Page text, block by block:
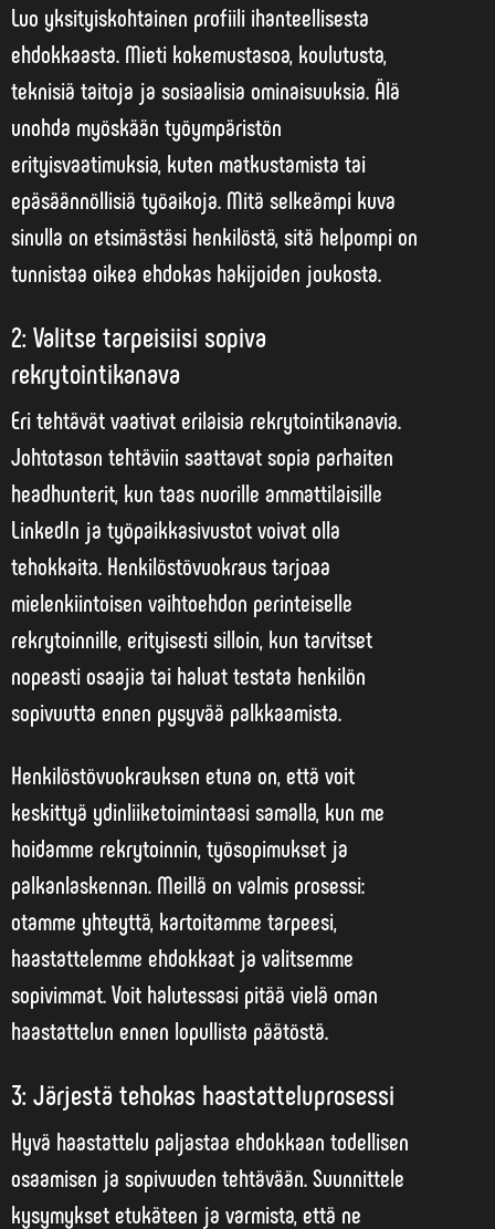
Luo yksityiskohtainen profiili ihanteellisesta
ehdokkaasta. Mieti kokemustasoa, koulutusta,
teknisiä taitoja ja sosiaalisia ominaisuuksia. Älä
unohda myöskään työympäristön
erityisvaatimuksia, kuten matkustamista tai
epäsäännöllisiä työaikoja. Mitä selkeämpi kuva
sinulla on etsimästäsi henkilöstä, sitä helpompi on
tunnistaa oikea ehdokas hakijoiden joukosta.
2: Valitse tarpeisiisi sopiva
rekrytointikanava
Eri tehtävät vaativat erilaisia rekrytointikanavia.
Johtotason tehtäviin saattavat sopia parhaiten
headhunterit, kun taas nuorille ammattilaisille
LinkedIn ja työpaikkasivustot voivat olla
tehokkaita. Henkilöstövuokraustarjoaa
mielenkiintoisen vaihtoehdon perinteiselle
rekrytoinnille, erityisesti silloin, kun tarvitset
nopeasti osaajia tai haluat testata henkilön
sopivuutta ennen pysyvää palkkaamista.
Henkilöstövuokrauksen etuna on, että voit
keskittyä ydinliiketoimintaasi samalla, kun me
hoidamme rekrytoinnin, työsopimukset ja
palkanlaskennan. Meillä on valmis prosessi:
otamme yhteyttä, kartoitamme tarpeesi,
haastattelemme ehdokkaat ja valitsemme
sopivimmat. Voit halutessasi pitää vielä oman
haastattelun ennen lopullista päätöstä.
3: Järjestä tehokas haastatteluprosessi
Hyvä haastattelu paljastaa ehdokkaan todellisen
osaamisen ja sopivuuden tehtävään. Suunnittele
kysymykset etukäteen ja varmista, että ne